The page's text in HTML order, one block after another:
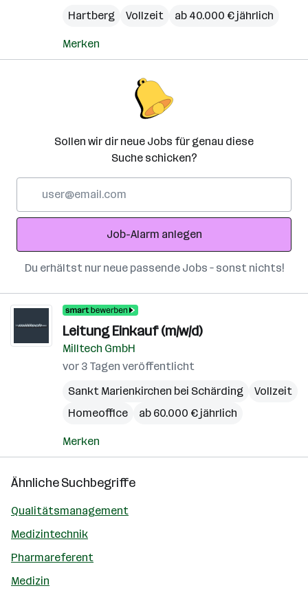
Hartberg
Vollzeit ab 40.000 € jährlich
Merken
Sollen wir dir neue Jobs für genau diese
Suche schicken?
Adresse
Job-Alarm anlegen
Du erhältst nur neue passende Jobs – sonst nichts!
Leitung Einkauf (m/w/d)
Milltech GmbH
vor 3 Tagen veröffentlicht
Sankt Marienkirchen bei Schärding
Vollzeit
Homeoffice
ab 60.000 € jährlich
Merken
Ähnliche Suchbegriffe
Qualitätsmanagement
Medizintechnik
Pharmareferent
Medizin